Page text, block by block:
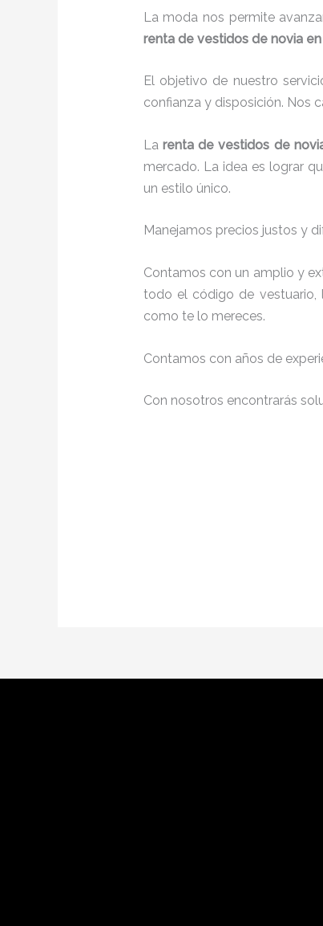
La moda nos permite
renta de vestidos de novia
El objetivo de nuestro
confianza y disposición. Nos
La renta de vestidos de
mercado. La idea es lograr
un estilo único.
Manejamos precios justos y
Contamos con un amplio y
todo el código de vestuario,
como te lo mereces.
Contamos con años de
Con nosotros encontrarás